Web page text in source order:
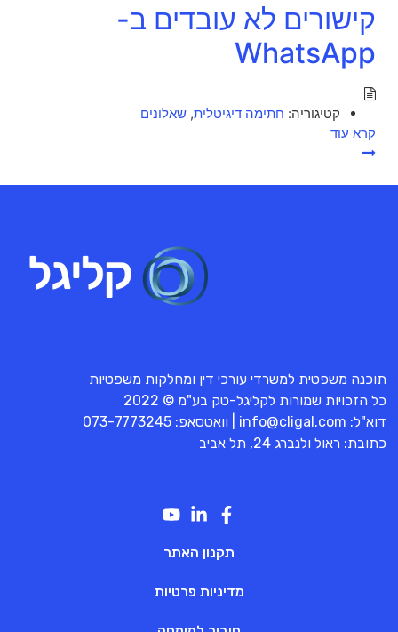
קישורים לא עובדים ב-
WhatsApp
קטיגוריה: חתימה דיגיטלית, שאלונים
קרא עוד
תוכנה משפטית למשרדי עורכי דין ומחלקות משפטיות
כל הזכויות שמורות לקליגל-טק בע"מ © 2022
דוא"ל: info@cligal.com | וואטסאפ: 073-7773245
כתובת: ראול ולנברג 24, תל אביב
תקנון האתר
מדיניות פרטיות